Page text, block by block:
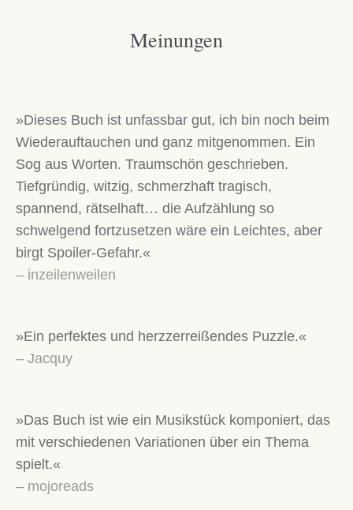
Meinungen
»Dieses Buch ist unfassbar gut, ich bin noch beim
Wiederauftauchen und ganz mitgenommen. Ein
Sog aus Worten. Traumschön geschrieben.
Tiefgründig, witzig, schmerzhaft tragisch,
spannend, rätselhaft… die Aufzählung so
schwelgend fortzusetzen wäre ein Leichtes, aber
birgt Spoiler-Gefahr.«
– inzeilenweilen
»Ein perfektes und herzzerreißendes Puzzle.«
– Jacquy
»Das Buch ist wie ein Musikstück komponiert, das
mit verschiedenen Variationen über ein Thema
spielt.«
– mojoreads